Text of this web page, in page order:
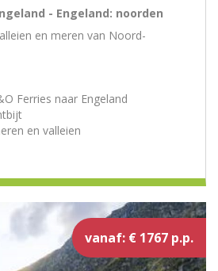
- Engeland: noorden
en meren van Noord-
Ferries naar Engeland
en valleien
vanaf: € 1767 p.p.